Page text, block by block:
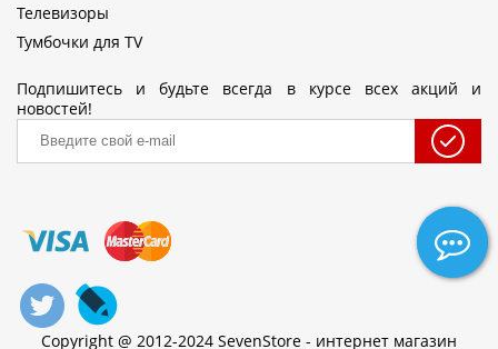
Телевизоры
Тумбочки для TV
Подпишитесь и будьте всегда в курсе всех акций и
новостей!
Copyright @ 2012-2024 SevenStore - интернет магазин